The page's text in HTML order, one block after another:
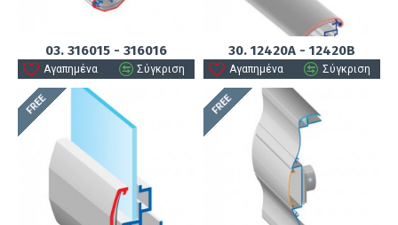
03. 316015 - 316016
Αγαπημένα Σύγκριση
30. 12420Α - 12420Β
Αγαπημένα Σύγκριση
FREE FREE